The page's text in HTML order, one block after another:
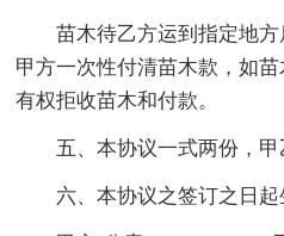
苗木待乙方运到指定地
甲方一次性付清苗木款，如
有权拒收苗木和付款。
五、本协议一式两份，甲
六、本协议之签订之日起